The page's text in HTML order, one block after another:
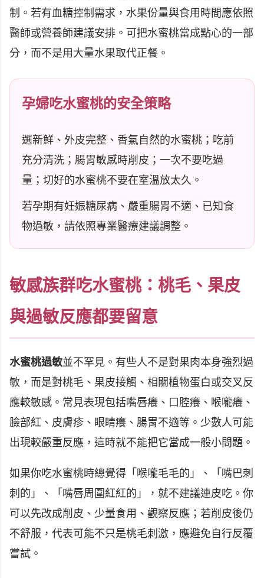
制。若有血糖控制需求，水果份量與食用時間應依照
醫師或營養師建議安排。可把水蜜桃當成點心的一部
分，而不是用大量水果取代正餐。
孕婦吃水蜜桃的安全策略
選新鮮、外皮完整、香氣自然的水蜜桃；吃前
充分清洗；腸胃敏感時削皮；一次不要吃過
量；切好的水蜜桃不要在室溫放太久。
若孕期有妊娠糖尿病、嚴重腸胃不適、已知食
物過敏，請依照專業醫療建議調整。
敏感族群吃水蜜桃：桃毛、果皮
與過敏反應都要留意
水蜜桃過敏並不罕見。有些人不是對果肉本身強烈過
敏，而是對桃毛、果皮接觸、相關植物蛋白或交叉反
應較敏感。常見表現包括嘴唇癢、口腔癢、喉嚨癢、
臉部紅、皮膚疹、眼睛癢、腸胃不適等。少數人可能
出現較嚴重反應，這時就不能把它當成一般小問題。
如果你吃水蜜桃時總覺得「喉嚨毛毛的」、「嘴巴刺
刺的」、「嘴唇周圍紅紅的」，就不建議連皮吃。你
可以先改成削皮、少量食用、觀察反應；若削皮後仍
不舒服，代表可能不只是桃毛刺激，應避免自行反覆
嘗試。